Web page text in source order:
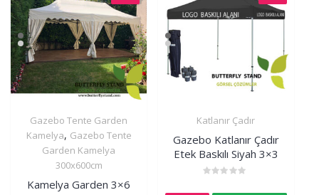
İncele
Gazebo Tente Garden
Kamelya, Gazebo Tente
Garden Kamelya
300x600cm
Kamelya Garden 3×6
Katlanır Çadır
Gazebo Katlanır Çadır
Etek Baskılı Siyah 3×3
0